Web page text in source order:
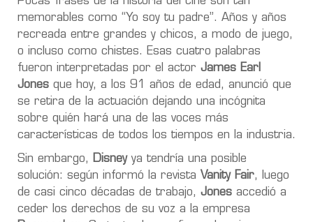
memorables como “Yo soy tu padre”. Años y años
recreada entre grandes y chicos, a modo de juego,
o incluso como chistes. Esas cuatro palabras
fueron interpretadas por el actor James Earl
Jones que hoy, a los 91 años de edad, anunció que
se retira de la actuación dejando una incógnita
sobre quién hará una de las voces más
características de todos los tiempos en la industria.
Sin embargo, Disneyya tendría una posible
solución: según informó la revista Vanity Fair, luego
de casi cinco décadas de trabajo, Jones accedió a
ceder los derechos de su voz a la empresa